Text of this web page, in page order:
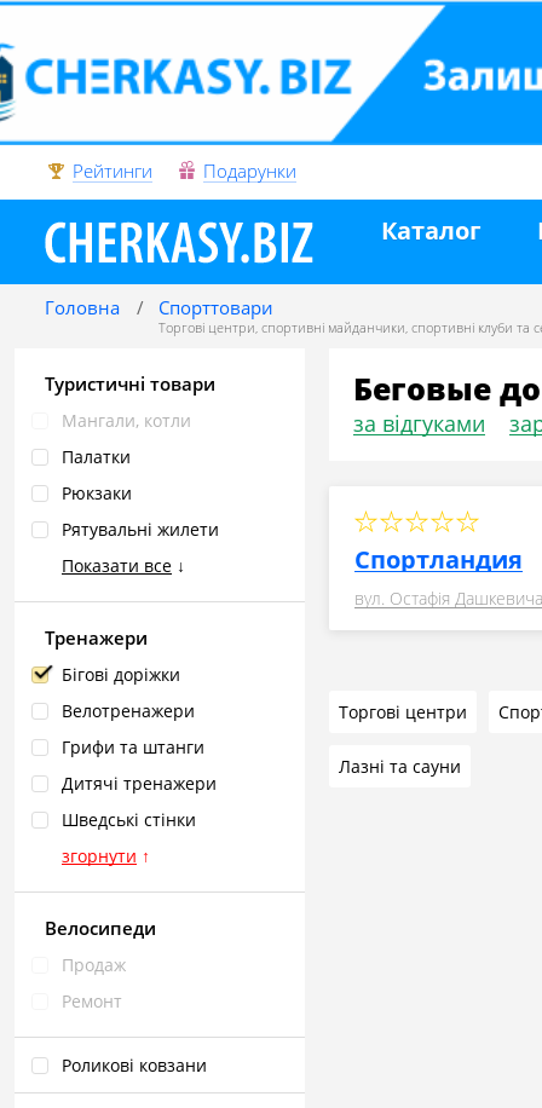
Рейтинги Подарунки
Каталог
Головна Спорттовари
Торгові центри, спортивні майданчики, спортивні клуби та
Туристичні товари
Мангали, котли
Палатки
Рюкзаки
Рятувальні жилети
Показати все ↓
Тренажери
Бігові доріжки
Велотренажери
Грифи та штанги
Дитячі тренажери
Шведські стінки
згорнути ↑
Велосипеди
Продаж
Ремонт
Роликові ковзани
Беговые
за відгуками
Спортландия
вул. Остафія
Торгові центри
Лазні та сауни